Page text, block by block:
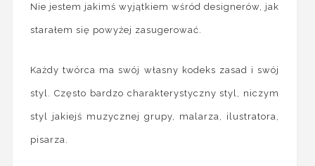
Nie jestem jakimś wyjątkiem wśród designerów, jak
starałem się powyżej zasugerować.
Każdy twórca ma swój własny kodeks zasad i swój
styl. Często bardzo charakterystyczny styl, niczym
styl jakiejś muzycznej grupy, malarza, ilustratora,
pisarza.